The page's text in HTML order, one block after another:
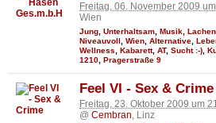
Freitag, 06. November 2009
Wien
Jung, Unterhaltsam, Musik, Lachen
Niveauvoll, Wien, Alternative,
Wellness, Kabarett, AT, Sucht :-),
1210, Pragerstraße 9
Feel VI - Sex & Crime
Freitag, 23. Oktober 2009 um
@ Cembran , Linz